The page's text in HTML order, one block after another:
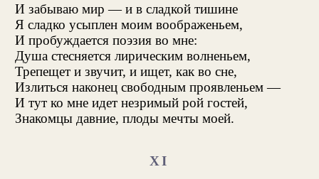
И забываю мир — и в сладкой тишине
Я сладко усыплен моим воображеньем,
И пробуждается поэзия во мне:
Душа стесняется лирическим волненьем,
Трепещет и звучит, и ищет, как во сне,
Излиться наконец свободным проявленьем —
И тут ко мне идет незримый рой гостей,
Знакомцы давние, плоды мечты моей.
XI